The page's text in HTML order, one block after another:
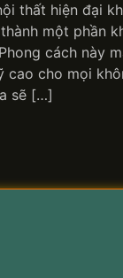
thất hiện đại
một phần
cách này
cao cho mọi
sẽ […]